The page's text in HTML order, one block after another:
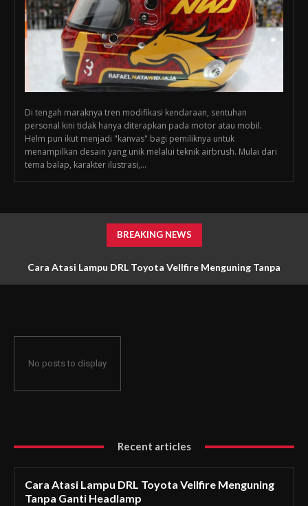
Di tengah maraknya tren modifikasi kendaraan, sentuhan
personal kini tidak hanya diterapkan pada motor atau mobil.
Helm pun ikut menjadi "kanvas" bagi pemiliknya untuk
menampilkan desain yang unik melalui teknik airbrush. Mulai dari
tema balap, karakter ilustrasi,...
BREAKING NEWS
Cara Atasi Lampu DRL Toyota Vellfire Menguning Tanpa
No posts to display
Recent articles
Cara Atasi Lampu DRL Toyota Vellfire Menguning
Tanpa Ganti Headlamp